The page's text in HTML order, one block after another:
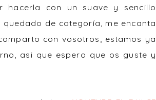
con un suave y sencillo
de categoría, me encanta
con vosotros, estamos ya
asi que espero que os guste y